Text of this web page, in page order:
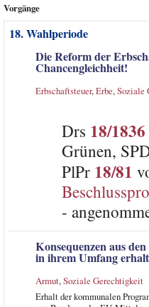
Vorgänge
18. Wahlperiode
Die Reform der
Chancengleichheit!
Erbschaftsteuer,Erbe,Soziale
Drs 18/1836
Grünen,
PlPr 18/81
-
Konsequenzen aus
in ihrem Umfang
Armut,Soziale Gerechtigkeit
Erhalt der kommunalen